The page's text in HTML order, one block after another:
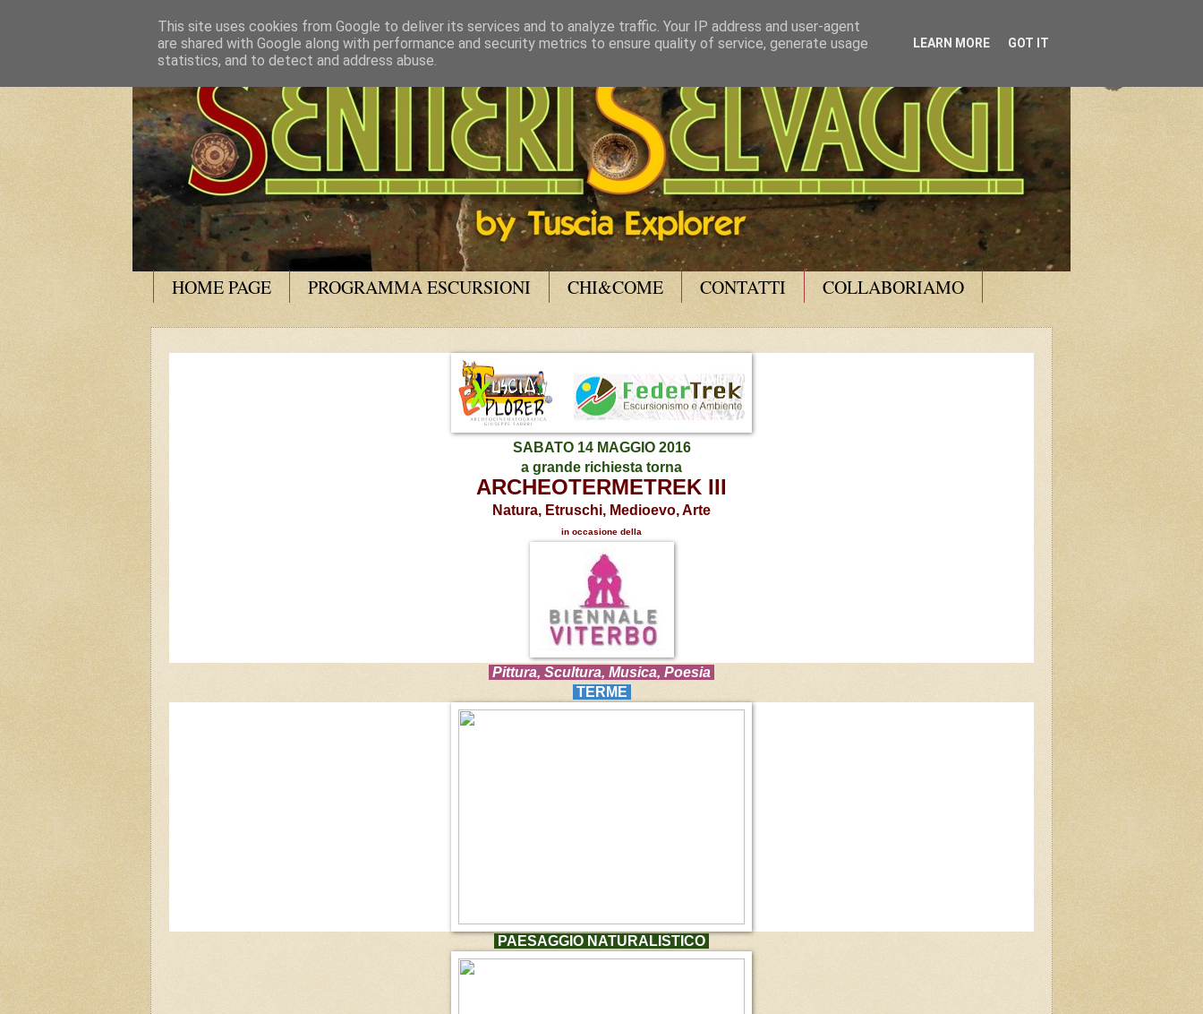
HOME PAGE PROGRAMMA ESCURSIONI CHI&COME CONTATTI COLLABORIAMO
SABATO 14 MAGGIO 2016
a grande richiesta torna
ARCHEOTERMETREK III
Natura, Etruschi, Medioevo, Arte
in occasione della
Pittura, Scultura, Musica, Poesia
TERME
PAESAGGIO NATURALISTICO
This site uses cookies from Google to deliver its services and to analyze traffic. Your IP address and user-agent
are shared with Google along with performance and security metrics to ensure quality of service, generate usage
statistics, and to detect and address abuse.
LEARN MORE GOT IT